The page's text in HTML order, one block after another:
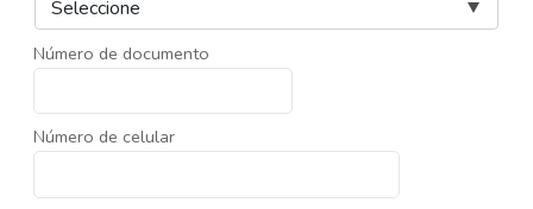
Número de documento
Número de celular